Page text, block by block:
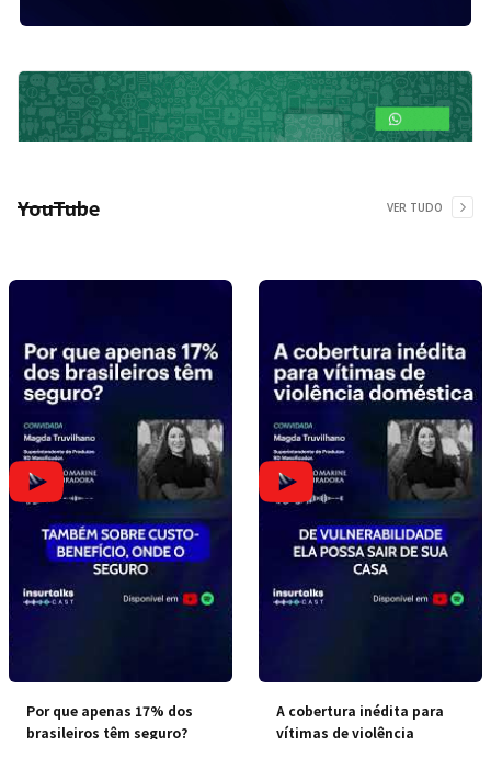
YouTube VER TUDO
Por que apenas 17% dos
brasileiros têm seguro?
A cobertura inédita para
vítimas de violência